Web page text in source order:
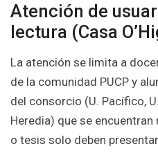
Atención de
lectura (Casa
La atención se limita a
de la comunidad PUCP y
del consorcio (U. Pacífico,
Heredia) que se
o tesis solo deben